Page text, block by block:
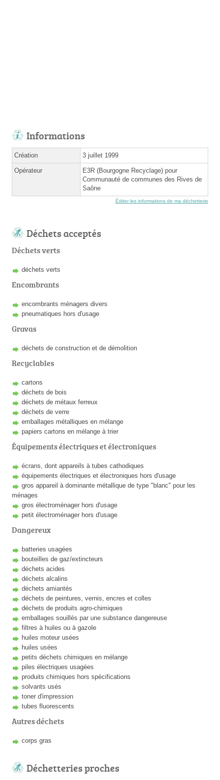
Informations
Création 3 juillet 1999
Opérateur
E3R (Bourgogne Recyclage) pour
Communauté de communes des Rives de
Saône
Éditer les informations de ma déchetterie
Déchets acceptés
Déchets verts
déchets verts
Encombrants
encombrants ménagers divers
pneumatiques hors d'usage
Gravas
déchets de construction et de démolition
Recyclables
cartons
déchets de bois
déchets de métaux ferreux
déchets de verre
emballages métalliques en mélange
papiers cartons en mélange à trier
Équipements électriques et électroniques
écrans, dont appareils à tubes cathodiques
équipements électriques et électroniques hors d'usage
gros appareil à dominante métallique de type "blanc" pour les
ménages
gros électroménager hors d'usage
petit électroménager hors d'usage
Dangereux
batteries usagées
bouteilles de gaz/extincteurs
déchets acides
déchets alcalins
déchets amiantés
déchets de peintures, vernis, encres et colles
déchets de produits agro-chimiques
emballages souillés par une substance dangereuse
filtres à huiles ou à gazole
huiles moteur usées
huiles usées
petits déchets chimiques en mélange
piles électriques usagées
produits chimiques hors spécifications
solvants usés
toner d'impression
tubes fluorescents
Autres déchets
corps gras
Déchetteries proches